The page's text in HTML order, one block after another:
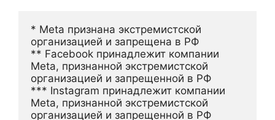
* Meta признана экстремистской
организацией и запрещена в РФ
** Facebook принадлежит компании
Meta, признанной экстремистской
организацией и запрещенной в РФ
*** Instagram принадлежит компании
Meta, признанной экстремистской
организацией и запрещенной в РФ